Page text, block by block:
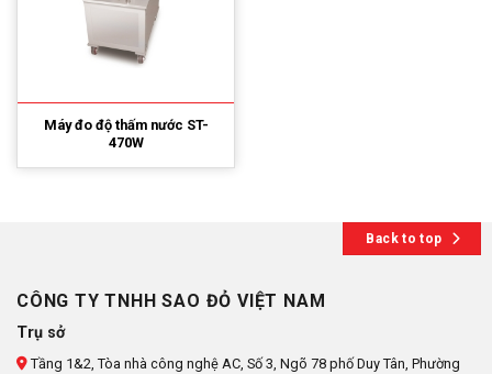
Máy đo độ thấm nước ST-
470W
Back to top
CÔNG TY TNHH SAO ĐỎ VIỆT NAM
Trụ sở
Tầng 1&2, Tòa nhà công nghệ AC, Số 3, Ngõ 78 phố Duy Tân, Phường